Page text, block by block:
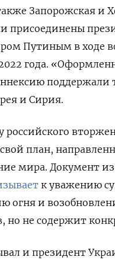
Запорожская и
присоединены
Путиным в ходе
года.
поддержали
и Сирия.
российского
план,
мира. Документ из
к уважению
огня и
но не содержит
и президент